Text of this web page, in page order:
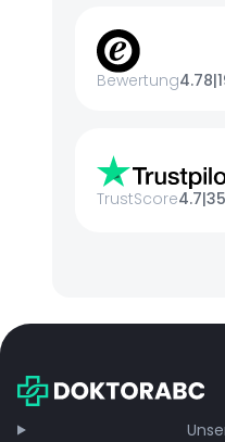
Bewertung4.78|
TrustScore4.7|